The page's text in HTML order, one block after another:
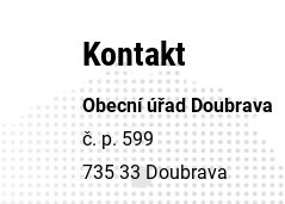
Kontakt
Obecní úřad Doubrava
č. p. 599
735 33 Doubrava